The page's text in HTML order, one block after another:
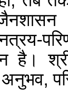
है।
अनुभव,